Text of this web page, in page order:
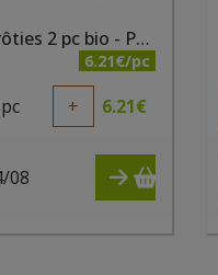
Boulettes rôties 2 pc bio - PQA
6.21€/pc
pc + 6.21€
08